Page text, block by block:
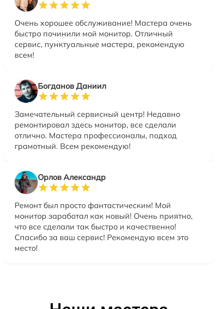
Очень хорошее обслуживание! Мастера очень
быстро починили мой монитор. Отличный
сервис, пунктуальные мастера, рекомендую
всем!
Богданов Даниил
Замечательный сервисный центр! Недавно
ремонтировал здесь монитор, все сделали
отлично. Мастера профессионалы, подход
грамотный. Всем рекомендую!
Орлов Александр
Ремонт был просто фантастическим! Мой
монитор заработал как новый! Очень приятно,
что все сделали так быстро и качественно!
Спасибо за ваш сервис! Рекомендую всем это
место!